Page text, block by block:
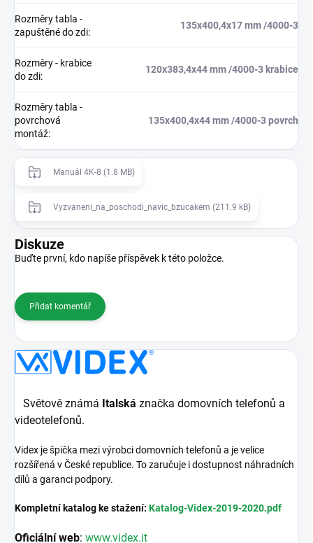
Rozměry tabla -
zapuštěné do zdi:
135x400,4x17 mm /4000-3
Rozměry - krabice
do zdi:
120x383,4x44 mm /4000-3 krabice
Rozměry tabla -
povrchová
montáž:
135x400,4x44 mm /4000-3 povrch
Manuál 4K-8 (1.8 MB)
Vyzvaneni_na_poschodi_navic_bzucakem (211.9 kB)
Diskuze
Buďte první, kdo napíše příspěvek k této položce.
Přidat komentář
Světově známá Italská značka domovních telefonů a
videotelefonů.
Videx je špička mezi výrobci domovních telefonů a je velice
rozšířená v České republice. To zaručuje i dostupnost náhradních
dílů a garanci podpory.
Kompletní katalog ke stažení: Katalog-Videx-2019-2020.pdf
Oficiální web: www.videx.it